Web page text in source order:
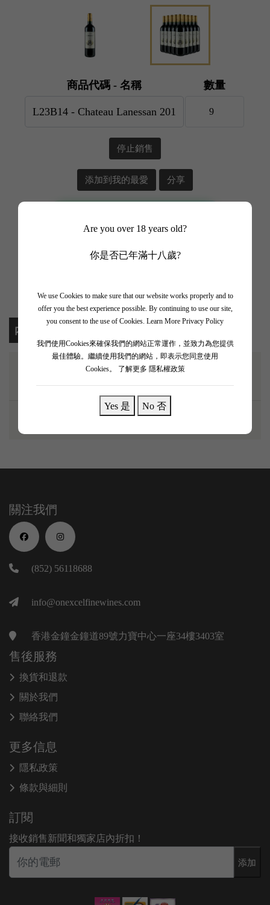
Are you over 18 years old?
你是否已年滿十八歲?
We use Cookies to make sure that our website works properly and to
offer you the best experience possible. By continuing to use our site,
you consent to the use of Cookies. Learn More Privacy Policy
我們使用Cookies來確保我們的網站正常運作，並致力為您提供
最佳體驗。繼續使用我們的網站，即表示您同意使用
Cookies。
了解更多 隱私權政策
Yes 是 No 否
商品代碼 - 名稱 數量
停止銷售
添加到我的最愛 分享
📲 加入 WhatsApp Channel
✨ 追蹤我哋頻道 + 開啟通知 🎯
內容
關注我們
(852) 56118688
info@onexcelfinewines.com
香港金鐘金鐘道89號力寶中心一座34樓3403室
售後服務
換貨和退款
關於我們
聯絡我們
更多信息
隱私政策
條款與細則
訂閱
接收銷售新聞和獨家店內折扣！
添加